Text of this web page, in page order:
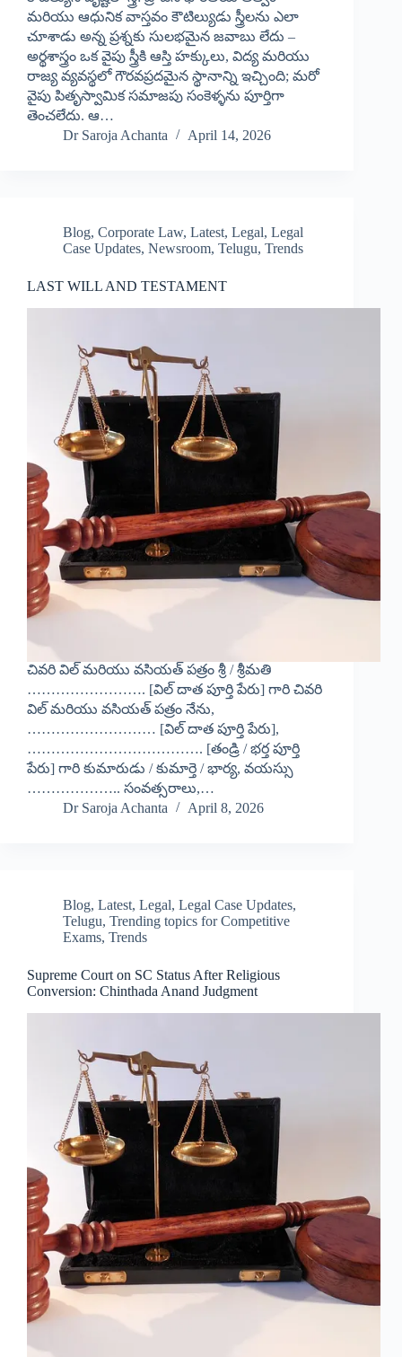
మరియు ఆధునిక వాస్తవం కౌటిల్యుడు స్త్రీలను ఎలా
చూశాడు అన్న ప్రశ్నకు సులభమైన జవాబు లేదు –
అర్థశాస్త్రం ఒక వైపు స్త్రీకి ఆస్తి హక్కులు, విద్య మరియు
రాజ్య వ్యవస్థలో గౌరవప్రదమైన స్థానాన్ని ఇచ్చింది; మరో
వైపు పితృస్వామిక సమాజపు సంకెళ్ళను పూర్తిగా
తెంచలేదు. ఆ…
Dr Saroja Achanta
April 14, 2026
Blog, Corporate Law, Latest, Legal, Legal
Case Updates, Newsroom, Telugu, Trends
LAST WILL AND TESTAMENT
చివరి విల్ మరియు వసియత్ పత్రం శ్రీ / శ్రీమతి
……………………. [విల్ దాత పూర్తి పేరు] గారి చివరి
విల్ మరియు వసియత్ పత్రం నేను,
……………………… [విల్ దాత పూర్తి పేరు],
………………………………. [తండ్రి / భర్త పూర్తి
పేరు] గారి కుమారుడు / కుమార్తె / భార్య, వయస్సు
……………….. సంవత్సరాలు,…
Dr Saroja Achanta
April 8, 2026
Blog, Latest, Legal, Legal Case Updates,
Telugu, Trending topics for Competitive
Exams, Trends
Supreme Court on SC Status After Religious
Conversion: Chinthada Anand Judgment